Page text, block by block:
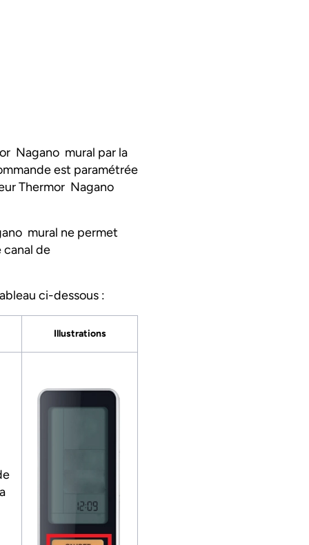
Nagano mural par la
est paramétrée
Thermor Nagano
mural ne permet
de
ci-dessous :
Illustrations